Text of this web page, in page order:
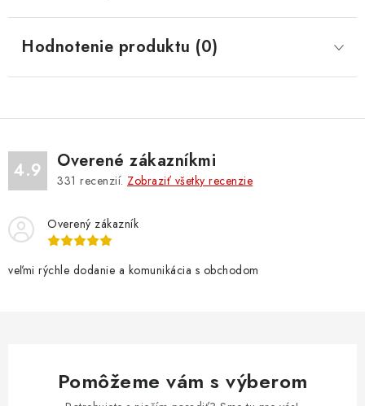
Hodnotenie produktu (0)
4.9 Overené zákazníkmi
331 recenzií. Zobraziť všetky recenzie
Overený zákazník
veľmi rýchle dodanie a komunikácia s obchodom
Pomôžeme vám s výberom